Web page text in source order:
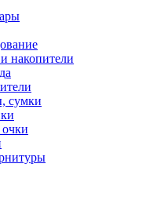
накопители
сумки